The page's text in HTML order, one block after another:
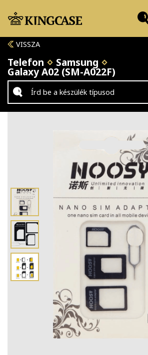
VISSZA
Telefon Samsung
Galaxy A02 (SM-A022F)